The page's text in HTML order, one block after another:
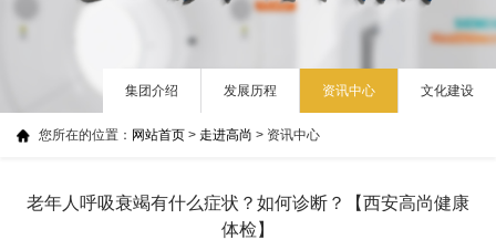
您所在的位置： 网站首页 > 走进高尚 > 资讯中心
集团介绍 发展历程 资讯中心 文化建设
老年人呼吸衰竭有什么症状？如何诊断？【西安高尚健康
体检】